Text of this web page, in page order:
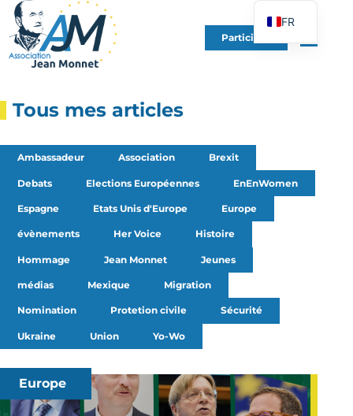
Participer
Tous mes articles
Ambassadeur Association Brexit
Debats Elections Européennes EnEnWomen
Espagne Etats Unis d'Europe Europe
évènements Her Voice Histoire
Hommage Jean Monnet Jeunes
médias Mexique Migration
Nomination Protetion civile Sécurité
Ukraine Union Yo-Wo
Europe
FR
EN